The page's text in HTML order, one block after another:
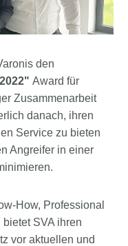
den
Award für
Zusammenarbeit
danach, ihren
Service zu bieten
Angreifer in einer
How, Professional
SVA ihren
vor aktuellen und